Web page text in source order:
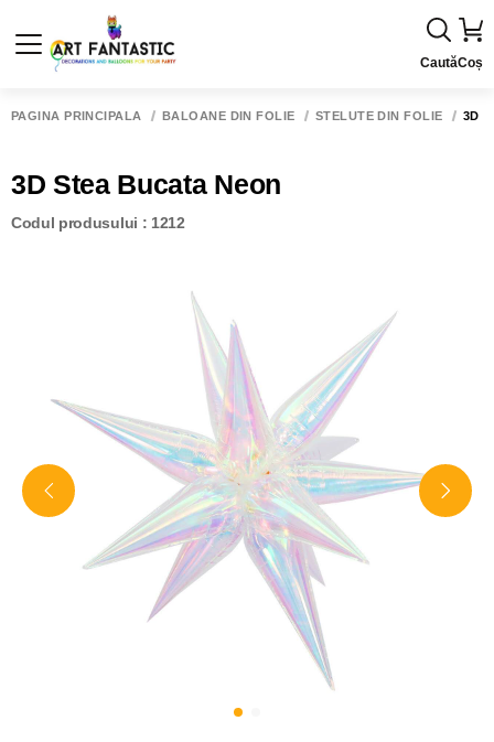
CautăCoș
PAGINA PRINCIPALĂ BALOANE DIN FOLIE STELUTE DIN FOLIE 3D
3D Stea Bucata Neon
Codul produsului : 1212